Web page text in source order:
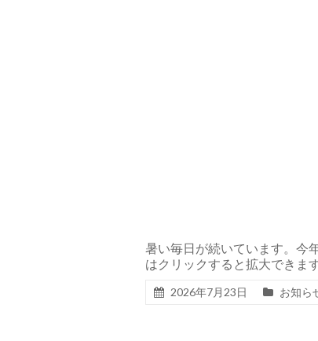
暑い毎日が続いています。今
はクリックすると拡大でき
2026年7月23日 お知ら